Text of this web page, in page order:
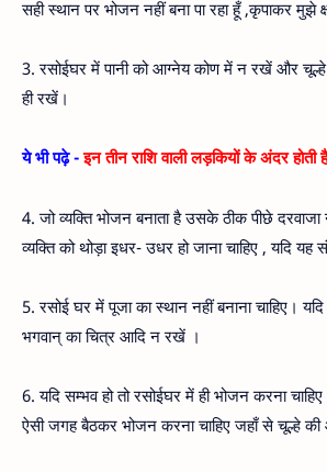
सही स्थान पर भोजन नहीं बना पा रहा हूँ ,कृपाकर मुझे
3. रसोईघर में पानी को आग्नेय कोण में न रखें और
ही रखें।
ये भी पढ़े -इन तीन राशि वाली लड़कियों के अंदर
4. जो व्यक्ति भोजन बनाता है उसके ठीक पीछे
व्यक्ति को थोड़ा इधर- उधर हो जाना चाहिए , यदि यह
5. रसोई घर में पूजा का स्थान नहीं बनाना चाहिए।
भगवान् का चित्र आदि न रखें ।
6. यदि सम्भव हो तो रसोईघर में ही भोजन करना
ऐसी जगह बैठकर भोजन करना चाहिए जहाँ से चूल्हे की